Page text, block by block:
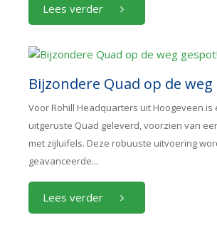
Lees verder
Bijzondere Quad op de
Voor Rohill Headquarters uit Hoogeveen is
uitgeruste Quad geleverd, voorzien van
met zijluifels. Deze robuuste uitvoering
geavanceerde...
Lees verder